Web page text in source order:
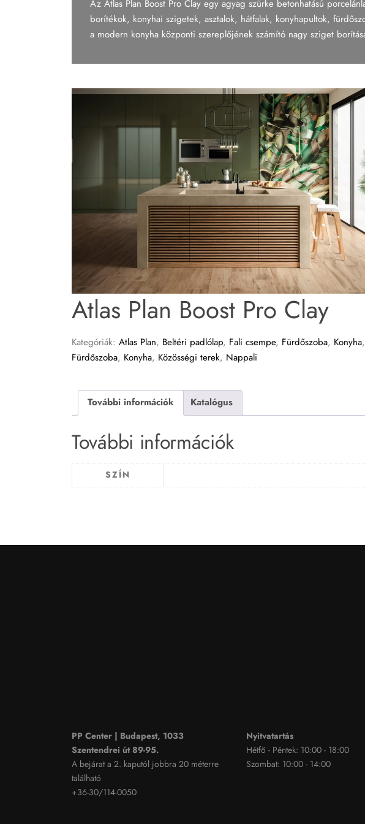
Tapéta
Az Atlas Plan Boost Pro Clay egy agyag szürke betonhatású
borítékok, konyhai szigetek, asztalok, hátfalak, konyhapultok,
a modern konyha központi szereplőjének számító nagy sziget
Atlas Plan Boost Pro Clay
Kategóriák: Atlas Plan, Beltéri padlólap, Fali csempe, Fürdőszoba, Konyha,
Fürdőszoba, Konyha, Közösségi terek, Nappali
További információk Katalógus
További információk
SZÍN
PP Center | Budapest, 1033
Szentendrei út 89-95.
A bejárat a 2. kaputól jobbra 20 méterre
található
+36-30/114-0050
Nyitvatartás
Hétfő - Péntek: 10:00 - 18:00
Szombat: 10:00 - 14:00